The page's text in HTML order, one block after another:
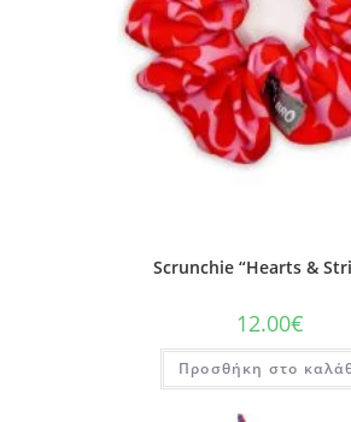
Scrunchie “Hearts &
12.00€
Προσθήκη στο